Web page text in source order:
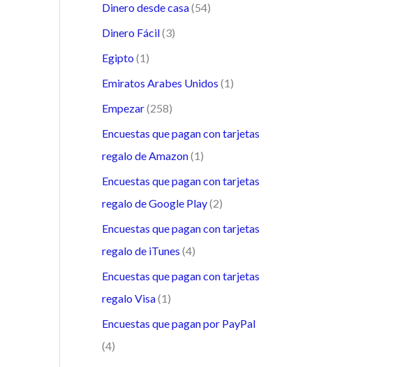
Dinero desde casa(54)
Dinero Fácil(3)
Egipto (1)
Emiratos Arabes Unidos (1)
Empezar(258)
Encuestas que pagan con tarjetas
regalo de Amazon(1)
Encuestas que pagan con tarjetas
regalo de Google Play(2)
Encuestas que pagan con tarjetas
regalo de iTunes (4)
Encuestas que pagan con tarjetas
regalo Visa(1)
Encuestas que pagan por PayPal
(4)